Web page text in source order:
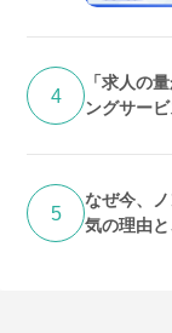
4
「求人の
ングサー
5
なぜ今、
気の理由